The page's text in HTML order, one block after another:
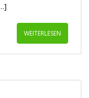
WEITERLESEN